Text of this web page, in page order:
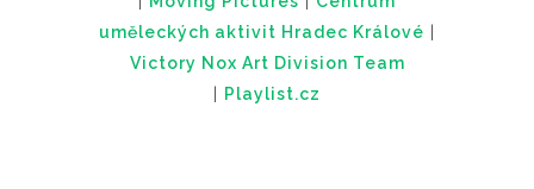
uměleckých aktivit Hradec Králové
Victory Nox Art Division Team
Playlist.cz